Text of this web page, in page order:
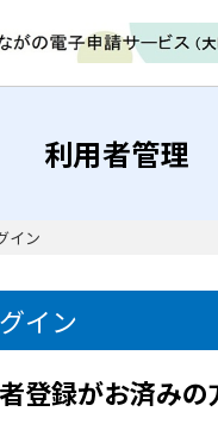
利用者管理
イン
イン
登録がお済みの